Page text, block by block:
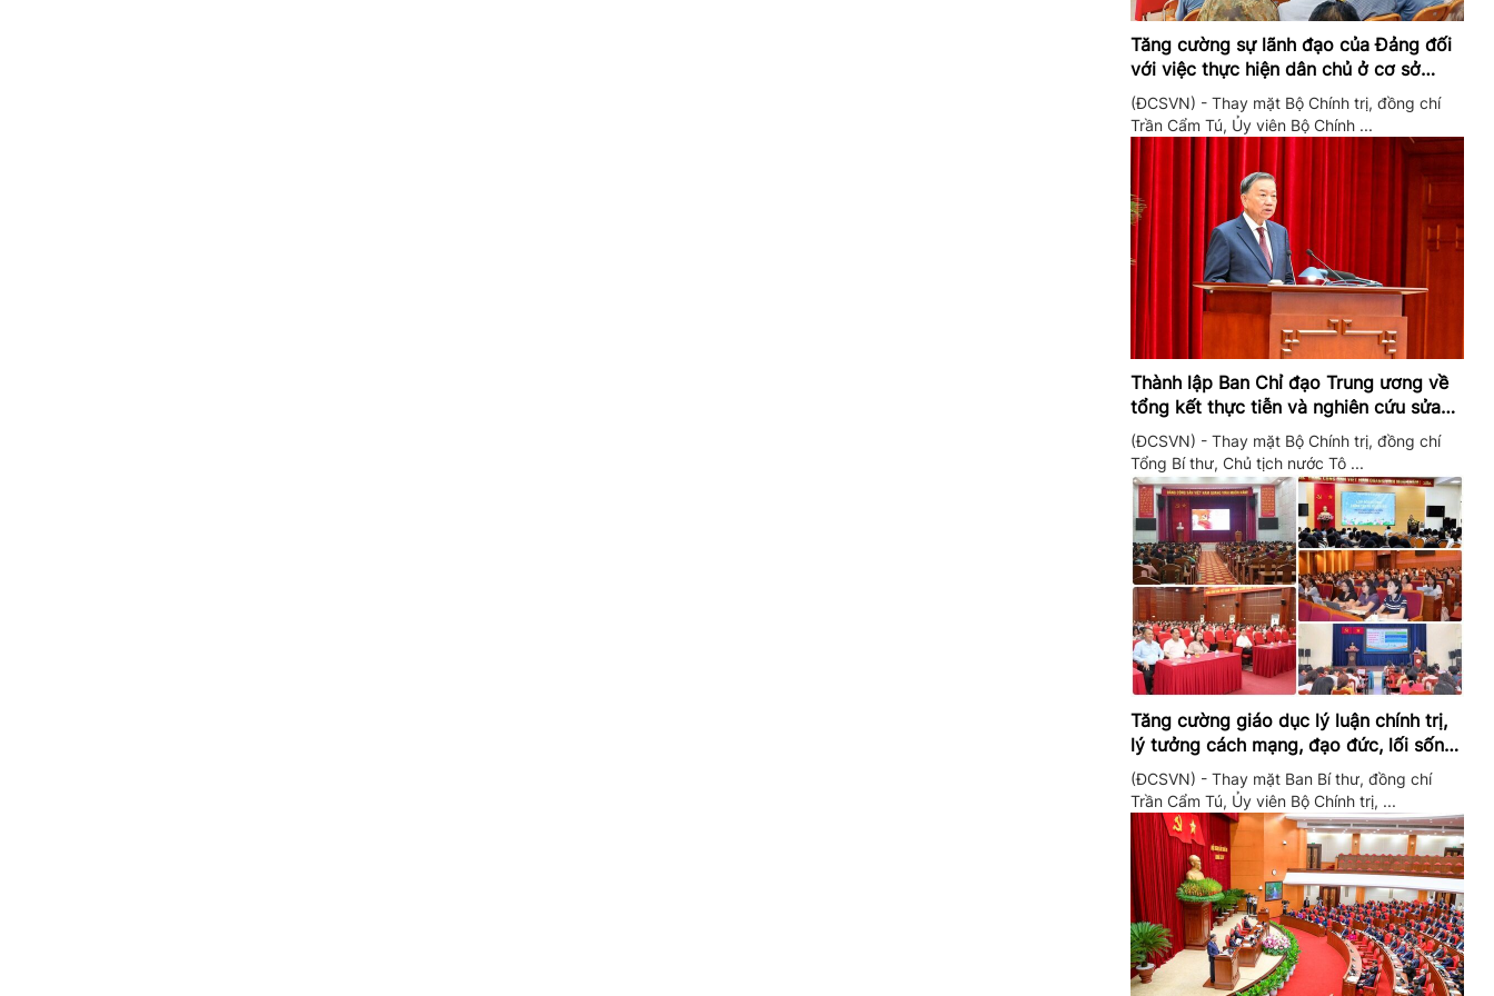
Tăng cường sự lãnh đạo của Đảng đối
với việc thực hiện dân chủ ở cơ sở
trong giai đoạn mới
(ĐCSVN) - Thay mặt Bộ Chính trị, đồng chí
Trần Cẩm Tú, Ủy viên Bộ Chính ...
Thành lập Ban Chỉ đạo Trung ương về
tổng kết thực tiễn và nghiên cứu sửa
đổi, bổ sung Điều lệ Đảng
(ĐCSVN) - Thay mặt Bộ Chính trị, đồng chí
Tổng Bí thư, Chủ tịch nước Tô ...
Tăng cường giáo dục lý luận chính trị,
lý tưởng cách mạng, đạo đức, lối sống,
ý thức công dân trong hệ thống giáo
dục quốc dân
(ĐCSVN) - Thay mặt Ban Bí thư, đồng chí
Trần Cẩm Tú, Ủy viên Bộ Chính trị, ...